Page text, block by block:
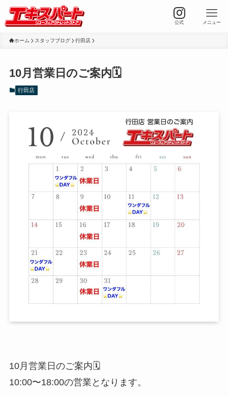
公式 メニュー
ホーム スタッフブログ 行田店
10月営業日のご案内🗓️
行田店
10月営業日のご案内🗓️
10:00〜18:00の営業となります。